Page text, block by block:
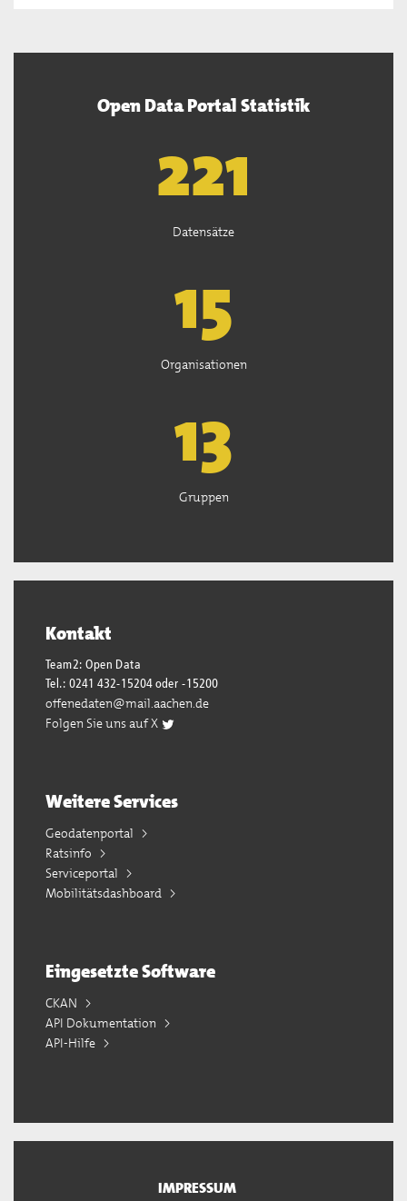
Open Data Portal Statistik
222
Datensätze
15
Organisationen
13
Gruppen
Kontakt
Team2: Open Data
Tel.: 0241 432-15204 oder -15200
offenedaten@mail.aachen.de
Folgen Sie uns auf X
Weitere Services
Geodatenportal
Ratsinfo
Serviceportal
Mobilitätsdashboard
Eingesetzte Software
CKAN
API Dokumentation
API-Hilfe
IMPRESSUM